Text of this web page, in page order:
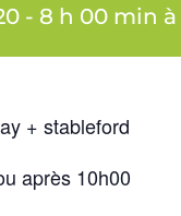
- 8 h 00 min à
+ stableford
après 10h00